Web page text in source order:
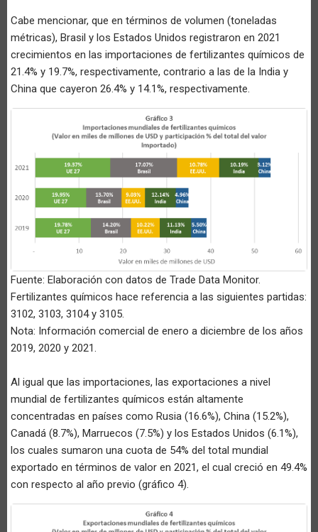
Cabe mencionar, que en términos de volumen (toneladas
métricas), Brasil y los Estados Unidos registraron en 2021
crecimientos en las importaciones de fertilizantes químicos de
21.4% y 19.7%, respectivamente, contrario a las de la India y
China que cayeron 26.4% y 14.1%, respectivamente.
Fuente: Elaboración con datos de Trade Data Monitor.
Fertilizantes químicos hace referencia a las siguientes partidas:
3102, 3103, 3104 y 3105.
Nota: Información comercial de enero a diciembre de los años
2019, 2020 y 2021.
Al igual que las importaciones, las exportaciones a nivel
mundial de fertilizantes químicos están altamente
concentradas en países como Rusia (16.6%), China (15.2%),
Canadá (8.7%), Marruecos (7.5%) y los Estados Unidos (6.1%),
los cuales sumaron una cuota de 54% del total mundial
exportado en términos de valor en 2021, el cual creció en 49.4%
con respecto al año previo (gráfico 4).